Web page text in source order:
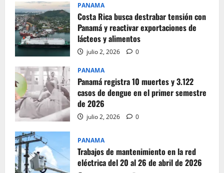
PANAMA
Costa Rica busca destrabar tensión con
Panamá y reactivar exportaciones de
lácteos y alimentos
julio 2, 2026 0
PANAMA
Panamá registra 10 muertes y 3.122
casos de dengue en el primer semestre
de 2026
julio 2, 2026 0
PANAMA
Trabajos de mantenimiento en la red
eléctrica del 20 al 26 de abril de 2026